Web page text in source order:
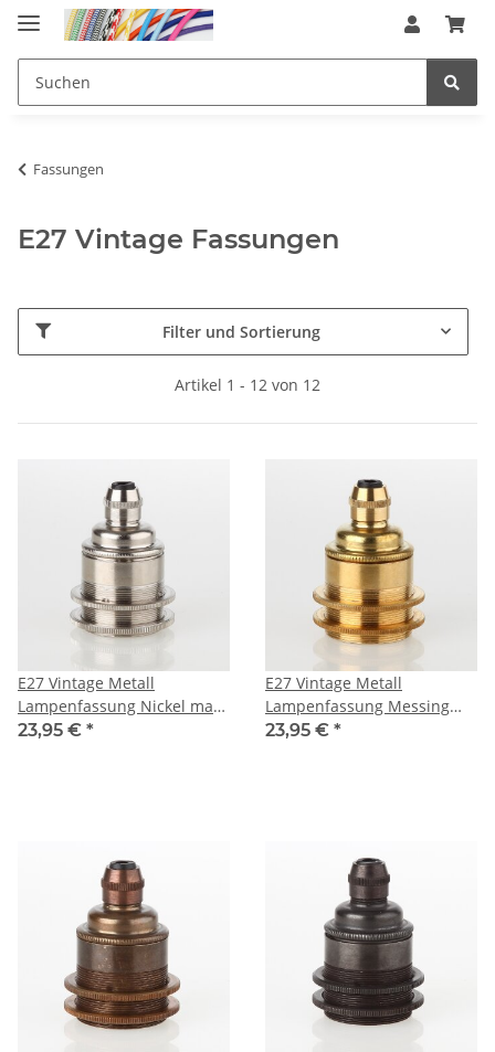
Fassungen
E27 Vintage Fassungen
Filter und Sortierung
Artikel 1 - 12 von 12
E27 Vintage Metall
Lampenfassung Nickel matt
mit Klemmnippel
23,95 € *
E27 Vintage Metall
Lampenfassung Messing
roh mit Klemmnippel
23,95 € *